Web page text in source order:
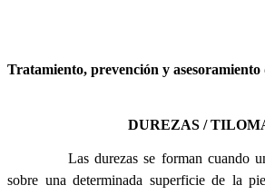
Tratamiento, prevención y asesoramiento
DUREZAS /
Las durezas se forman cuando
sobre una determinada superficie de la